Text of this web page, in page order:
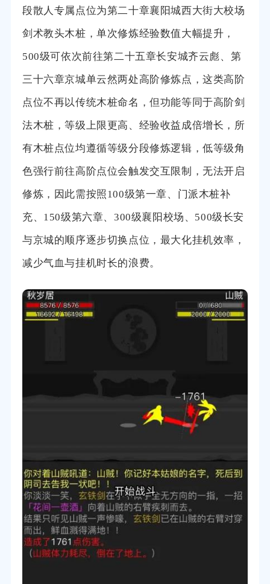
段散人专属点位为第二十章襄阳城西大街大校场
剑术教头木桩，单次修炼经验数值大幅提升，
500级可依次前往第二十五章长安城齐云彪、第
三十六章京城单云然两处高阶修炼点，这类高阶
点位不再以传统木桩命名，但功能等同于高阶剑
法木桩，等级上限更高、经验收益成倍增长，所
有木桩点位均遵循等级分段修炼逻辑，低等级角
色强行前往高阶点位会触发交互限制，无法开启
修炼，因此需按照100级第一章、门派木桩补
充、150级第六章、300级襄阳校场、500级长安
与京城的顺序逐步切换点位，最大化挂机效率，
减少气血与挂机时长的浪费。